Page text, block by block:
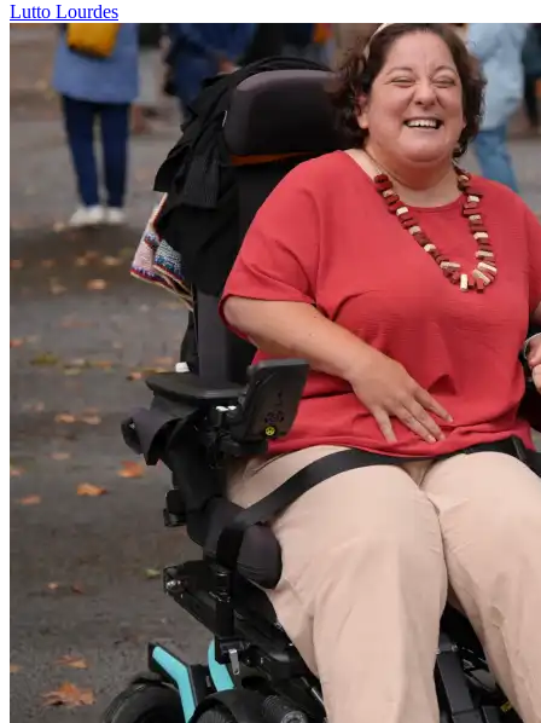
Lutto Lourdes